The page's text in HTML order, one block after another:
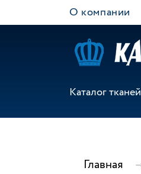
О компании
Каталог тканей
Главная